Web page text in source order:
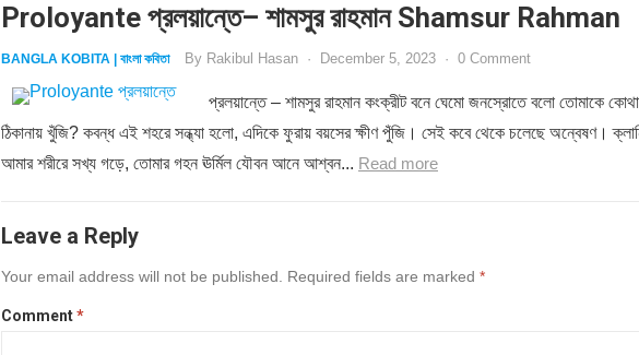
Proloyante প্রলয়ান্তে– শামসুর রাহমান Shamsur Rahman
BANGLA KOBITA | বাংলা কবিতা By Rakibul Hasan · December 5, 2023 · 0 Comment
প্রলয়ান্তে – শামসুর রাহমান কংক্রীট বনে ঘেমো জনস্রোতে বলো তোমাকে
ঠিকানায় খুঁজি? কবন্ধ এই শহরে সন্ধ্যা হলো, এদিকে ফুরায় বয়সের ক্ষীণ পুঁজি। সেই কবে থেকে চলেছে অন্বেষণ।
আমার শরীরে সখ্য গড়ে, তোমার গহন ঊর্মিল যৌবন আনে আশ্বন... Read more
Leave a Reply
Your email address will not be published. Required fields are marked *
Comment*